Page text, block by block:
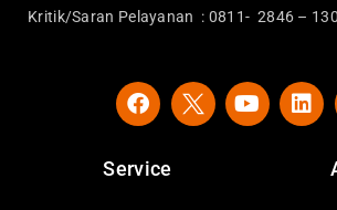
Kritik/Saran Pelayanan : 0811- 2846 – 130
F
a
e
b
Y
o
L
i
Service